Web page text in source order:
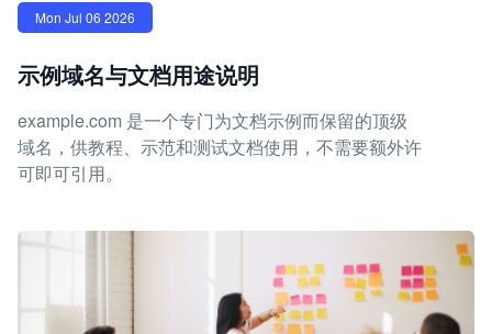
Mon Jul 06 2026
示例域名与文档用途说明
example.com 是一个专门为文档示例而保留的顶级
域名，供教程、示范和测试文档使用，不需要额外许
可即可引用。